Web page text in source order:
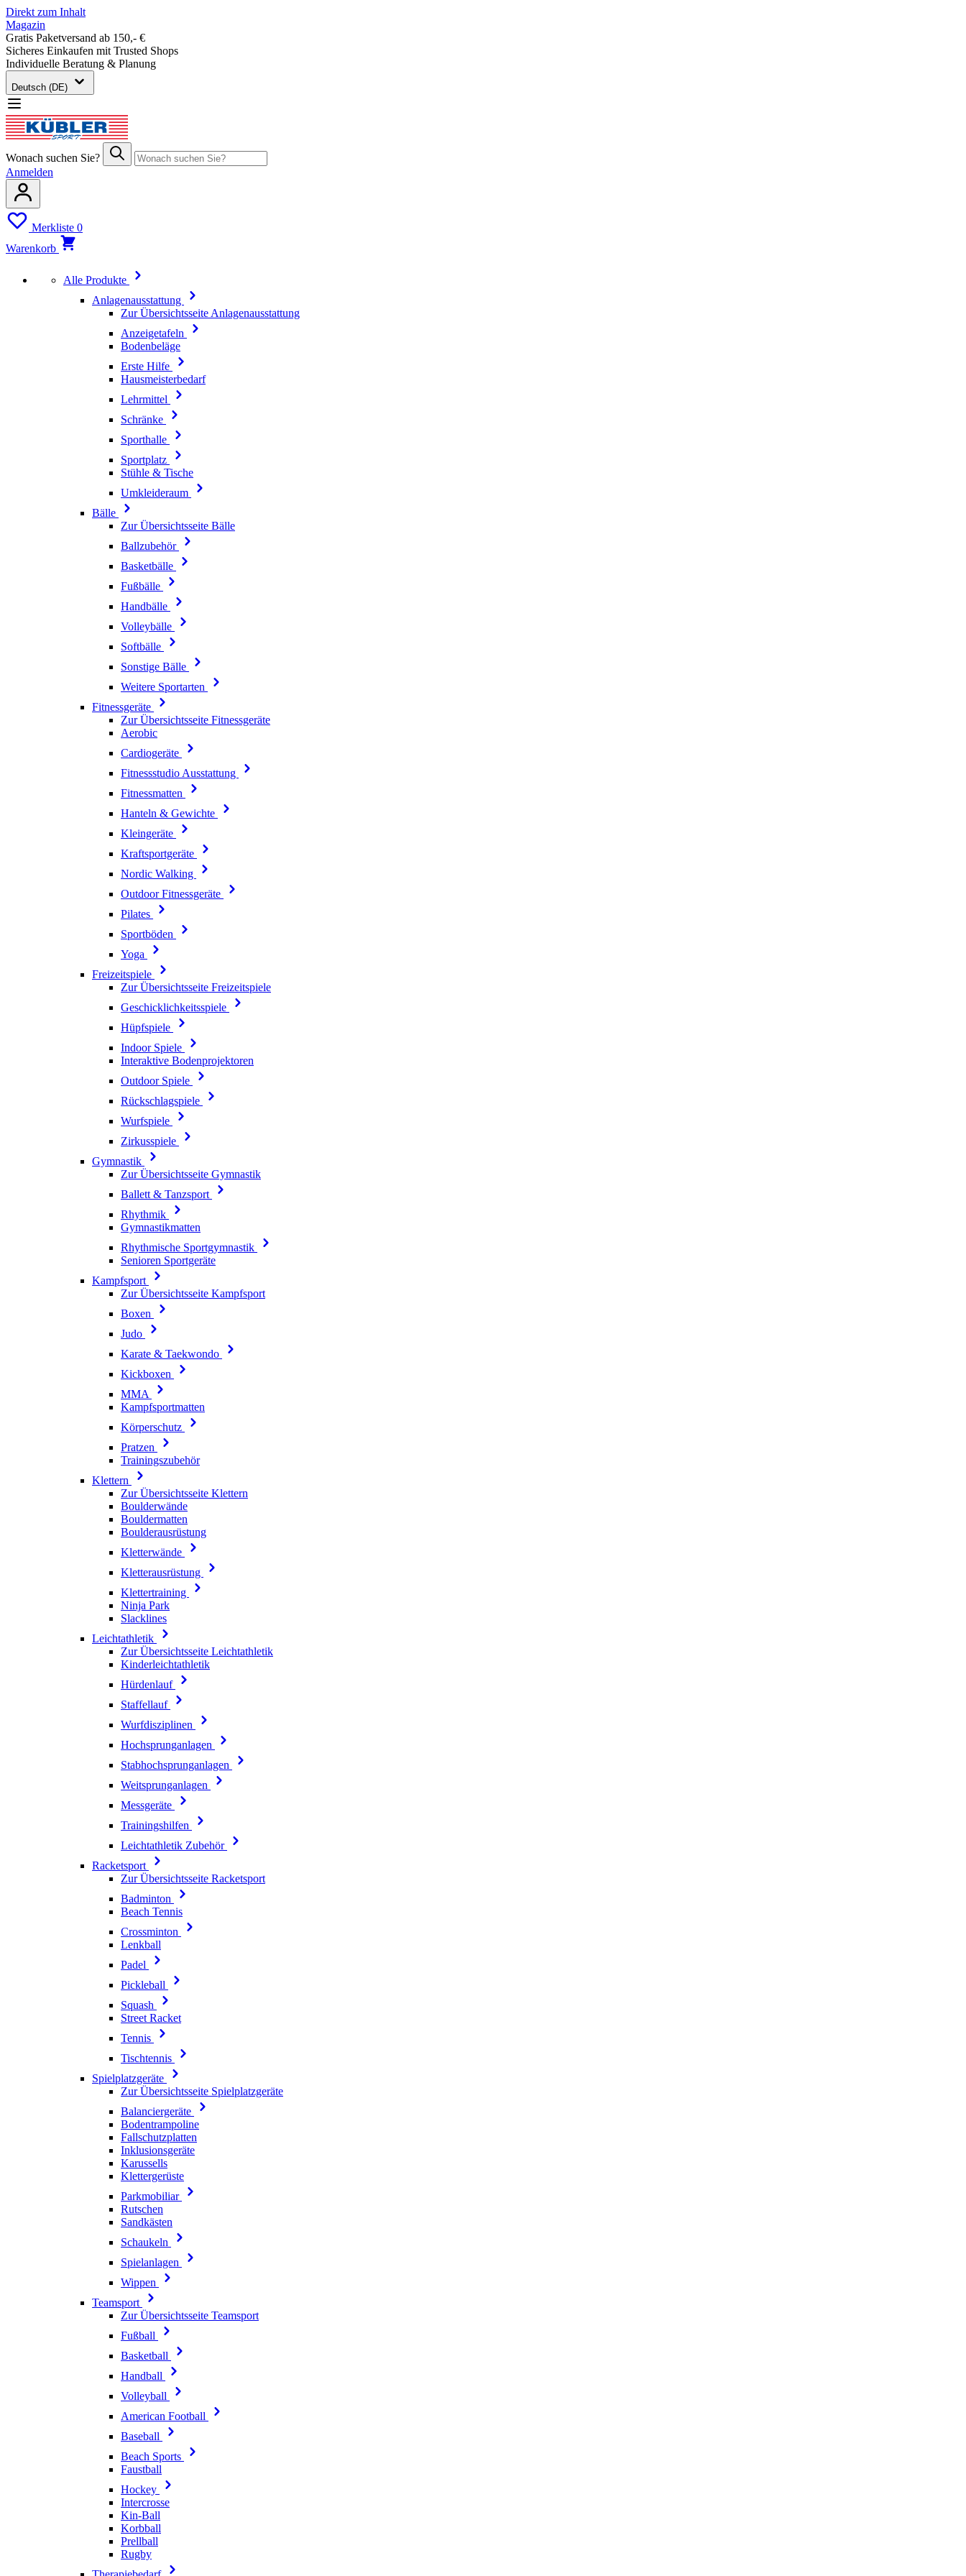
Direkt zum Inhalt
Magazin
Gratis Paketversand ab 150,- €
Sicheres Einkaufen mit Trusted Shops
Individuelle Beratung & Planung
Deutsch (DE)
Wonach suchen Sie?
Anmelden
Merkliste 0
Warenkorb
Alle Produkte
Anlagenausstattung
Zur Übersichtsseite Anlagenausstattung
Anzeigetafeln
Bodenbeläge
Erste Hilfe
Hausmeisterbedarf
Lehrmittel
Schränke
Sporthalle
Sportplatz
Stühle & Tische
Umkleideraum
Bälle
Zur Übersichtsseite Bälle
Ballzubehör
Basketbälle
Fußbälle
Handbälle
Volleybälle
Softbälle
Sonstige Bälle
Weitere Sportarten
Fitnessgeräte
Zur Übersichtsseite Fitnessgeräte
Aerobic
Cardiogeräte
Fitnessstudio Ausstattung
Fitnessmatten
Hanteln & Gewichte
Kleingeräte
Kraftsportgeräte
Nordic Walking
Outdoor Fitnessgeräte
Pilates
Sportböden
Yoga
Freizeitspiele
Zur Übersichtsseite Freizeitspiele
Geschicklichkeitsspiele
Hüpfspiele
Indoor Spiele
Interaktive Bodenprojektoren
Outdoor Spiele
Rückschlagspiele
Wurfspiele
Zirkusspiele
Gymnastik
Zur Übersichtsseite Gymnastik
Ballett & Tanzsport
Rhythmik
Gymnastikmatten
Rhythmische Sportgymnastik
Senioren Sportgeräte
Kampfsport
Zur Übersichtsseite Kampfsport
Boxen
Judo
Karate & Taekwondo
Kickboxen
MMA
Kampfsportmatten
Körperschutz
Pratzen
Trainingszubehör
Klettern
Zur Übersichtsseite Klettern
Boulderwände
Bouldermatten
Boulderausrüstung
Kletterwände
Kletterausrüstung
Klettertraining
Ninja Park
Slacklines
Leichtathletik
Zur Übersichtsseite Leichtathletik
Kinderleichtathletik
Hürdenlauf
Staffellauf
Wurfdisziplinen
Hochsprunganlagen
Stabhochsprunganlagen
Weitsprunganlagen
Messgeräte
Trainingshilfen
Leichtathletik Zubehör
Racketsport
Zur Übersichtsseite Racketsport
Badminton
Beach Tennis
Crossminton
Lenkball
Padel
Pickleball
Squash
Street Racket
Tennis
Tischtennis
Spielplatzgeräte
Zur Übersichtsseite Spielplatzgeräte
Balanciergeräte
Bodentrampoline
Fallschutzplatten
Inklusionsgeräte
Karussells
Klettergerüste
Parkmobiliar
Rutschen
Sandkästen
Schaukeln
Spielanlagen
Wippen
Teamsport
Zur Übersichtsseite Teamsport
Fußball
Basketball
Handball
Volleyball
American Football
Baseball
Beach Sports
Faustball
Hockey
Intercrosse
Kin-Ball
Korbball
Prellball
Rugby